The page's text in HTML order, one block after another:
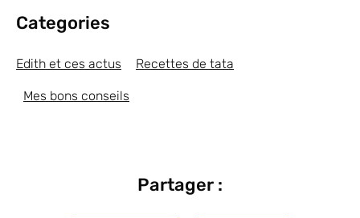
Categories
Edith et ces actus Recettes de tata
Mes bons conseils
Partager :